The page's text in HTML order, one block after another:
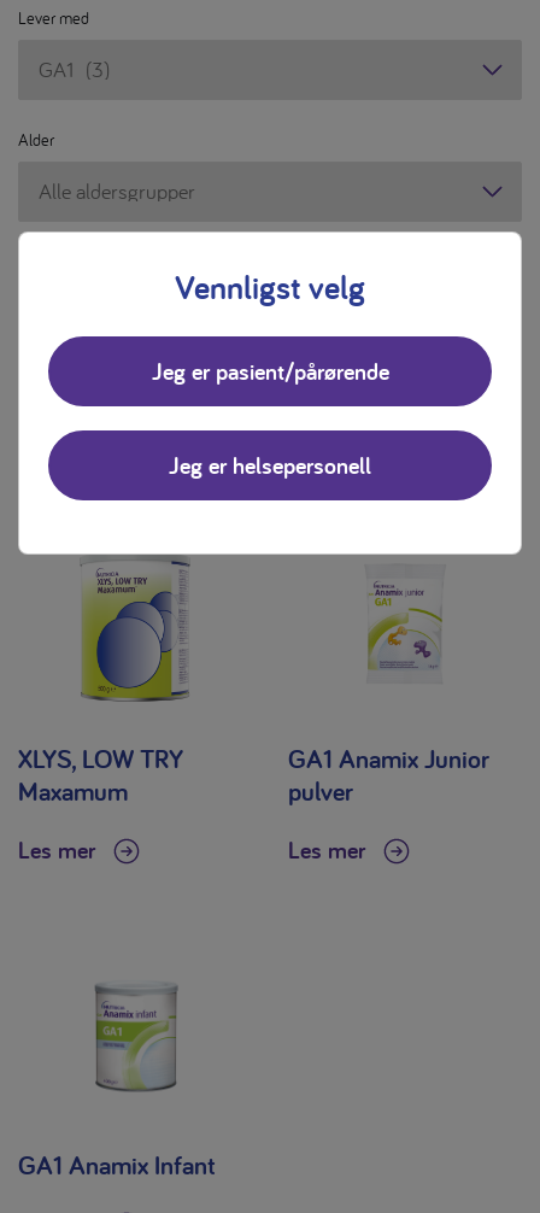
Lever med
med
Alder
Varemerke
Varemerke
XLYS, LOW TRY
Maxamum
Les mer
GA1 Anamix Junior
pulver
Les mer
GA1 Anamix Infant
Vennligst velg
Jeg er pasient/pårørende
Jeg er helsepersonell